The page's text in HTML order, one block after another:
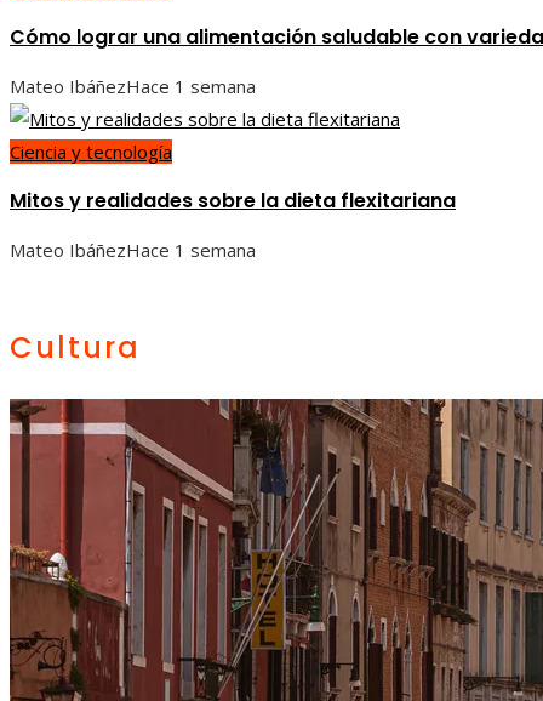
Cómo lograr una alimentación saludable con
Mateo IbáñezHace 1 semana
Ciencia y tecnología
Mitos y realidades sobre la dieta flexitariana
Mateo IbáñezHace 1 semana
Cultura